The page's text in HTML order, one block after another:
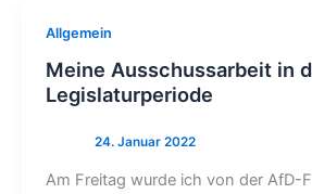
Allgemein
Meine Ausschussarbeit in
Legislaturperiode
Am Freitag wurde ich von der AfD-